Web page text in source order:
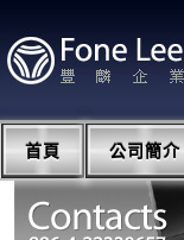
首頁 公司簡介